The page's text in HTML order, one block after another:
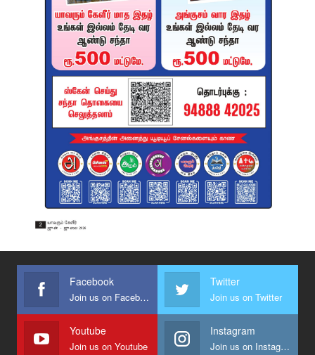
Facebook
Join us on Facebook
Twitter
Join us on Twitter
Youtube
Join us on Youtube
Instagram
Join us on Instagram